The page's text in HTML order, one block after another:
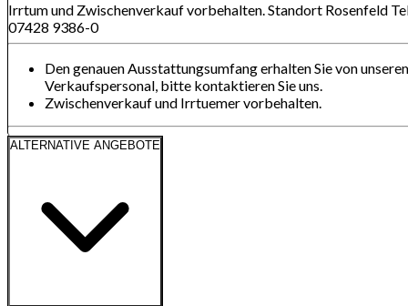
Irrtum und Zwischenverkauf vorbehalten. Standort Rosenfeld
07428 9386-0
Den genauen Ausstattungsumfang erhalten Sie von
Verkaufspersonal, bitte kontaktieren Sie uns.
Zwischenverkauf und Irrtuemer vorbehalten.
ALTERNATIVE ANGEBOTE